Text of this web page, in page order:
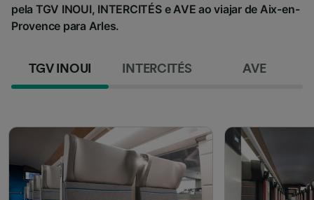
pela TGV INOUI, INTERCITÉS e AVE ao viajar de Aix-en-
Provence para Arles.
TGV INOUI INTERCITÉS AVE